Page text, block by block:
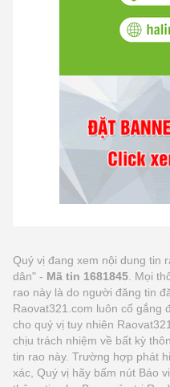
Quý vị đang xem nội dung tin
dân" - Mã tin 1681845 . Mọi
rao này là do người đăng tin
Raovat321.com luôn cố gắng
cho quý vị tuy nhiên
chịu trách nhiệm về bất kỳ
tin rao này. Trường hợp phát
xác, Quý vị hãy bấm nút Báo